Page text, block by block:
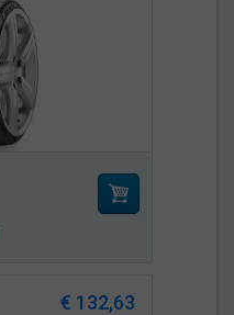
€ 132,63